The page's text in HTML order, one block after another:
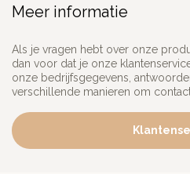
Meer informatie
Als je vragen hebt over onze
dan voor dat je onze
onze bedrijfsgegevens,
verschillende manieren om